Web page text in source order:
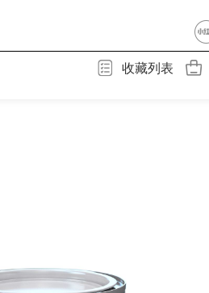
收藏列表